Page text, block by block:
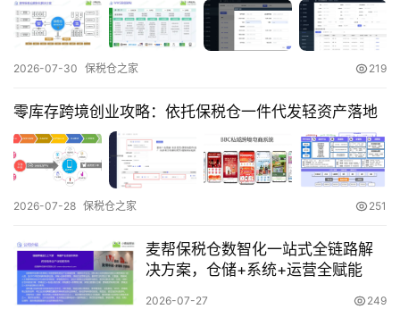
操
境
医
税
仓
储
2026-07-30 保税仓之家 219
零库存跨境创业攻略：依托保税仓一件代发轻资产落地
2026-07-28 保税仓之家 251
麦帮保税仓数智化一站式全链路解
决方案，仓储+系统+运营全赋能
2026-07-27 249